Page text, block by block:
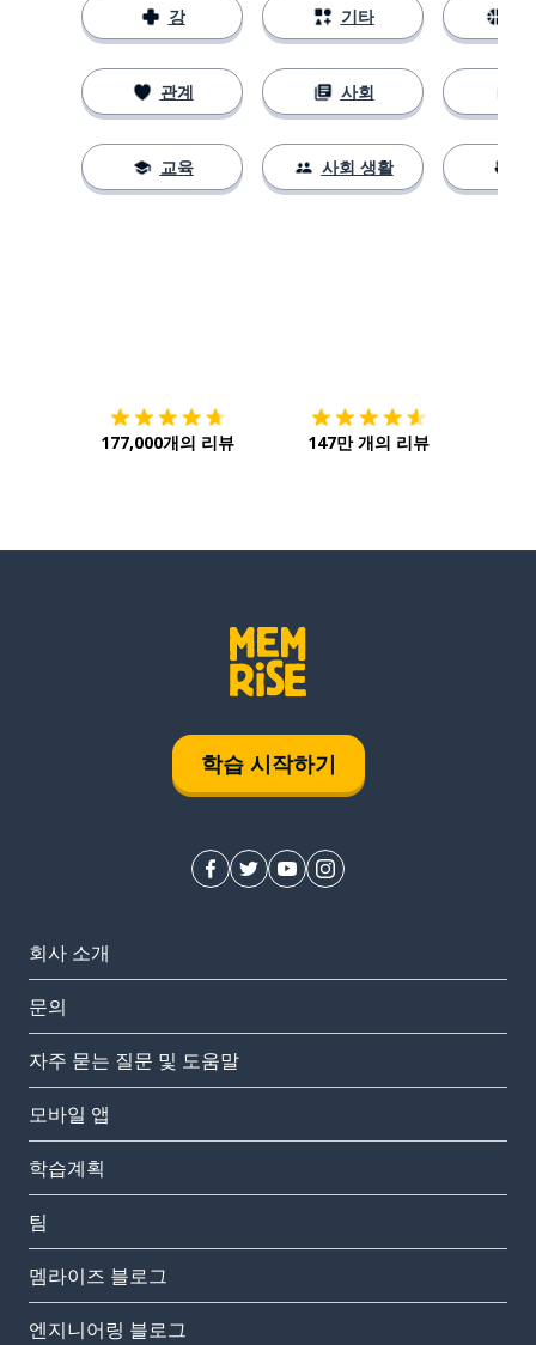
강
관계
교육
기타
사회
사회 생활
177,000개의 리뷰 147만 개의 리뷰
학습 시작하기
회사 소개
문의
자주 묻는 질문 및 도움말
모바일 앱
학습계획
팀
멤라이즈 블로그
엔지니어링 블로그